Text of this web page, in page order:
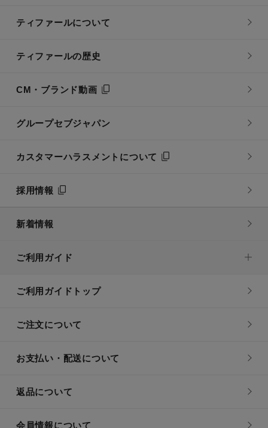
ティファールについて
ティファールの歴史
CM・ブランド動画
グループセブジャパン
カスタマーハラスメントについて
採用情報
新着情報
ご利用ガイド
ご利用ガイドトップ
ご注文について
お支払い・配送について
返品について
会員情報について